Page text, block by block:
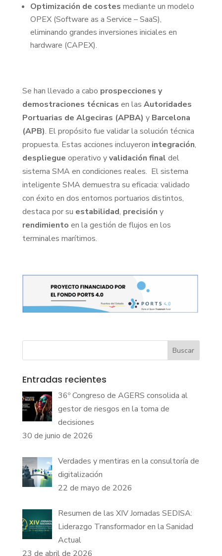
Optimización de costes mediante un modelo
OPEX (Software as a Service – SaaS),
eliminando grandes inversiones iniciales en
hardware (CAPEX).
Se han llevado a cabo prospecciones y
demostraciones técnicas en las Autoridades
Portuarias de Algeciras (APBA) y Barcelona
(APB). El propósito fue validar la solución técnica
propuesta. Estas acciones incluyeron integración,
despliegue operativo yvalidación final del
sistema SMA en condiciones reales. El sistema
inteligente SMA demuestra su eficacia: validado
con éxito en dos entornos portuarios distintos,
destaca por su estabilidad, precisión y
rendimiento en la gestión de flujos en los
terminales marítimos.
Buscar
Entradas recientes
36º Congreso de AGERS consolida al
gestor de riesgos en la toma de
decisiones
30 de junio de 2026
Verdades y mentiras en la consultoría de
digitalización
22 de mayo de 2026
Resumen de las XIV Jornadas SEDISA:
Liderazgo Transformador en la Sanidad
Actual
23 de abril de 2026